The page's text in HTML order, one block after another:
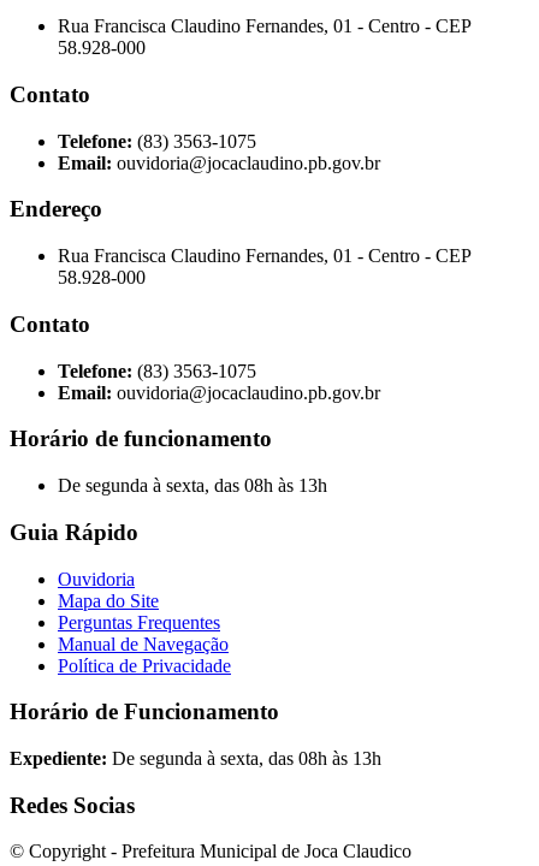
Rua Francisca Claudino Fernandes, 01 - Centro - CEP
58.928-000
Contato
Telefone: (83) 3563-1075
Email: ouvidoria@jocaclaudino.pb.gov.br
Endereço
Rua Francisca Claudino Fernandes, 01 - Centro - CEP
58.928-000
Contato
Telefone: (83) 3563-1075
Email: ouvidoria@jocaclaudino.pb.gov.br
Horário de funcionamento
De segunda à sexta, das 08h às 13h
Guia Rápido
Ouvidoria
Mapa do Site
Perguntas Frequentes
Manual de Navegação
Política de Privacidade
Horário de Funcionamento
Expediente: De segunda à sexta, das 08h às 13h
Redes Socias
© Copyright - Prefeitura Municipal de Joca Claudico